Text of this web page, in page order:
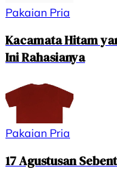
Pakaian Pria
Kacamata Hitam
Ini Rahasianya
Pakaian Pria
17 Agustusan